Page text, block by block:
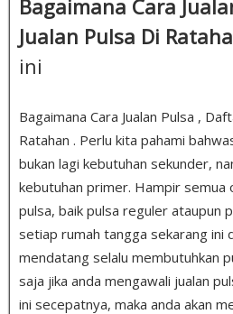
Bagaimana Cara
Jualan Pulsa Di
ini
Bagaimana Cara Jualan Pulsa ,
Ratahan . Perlu kita pahami
bukan lagi kebutuhan sekunder,
kebutuhan primer. Hampir semua
pulsa, baik pulsa reguler ataupun
setiap rumah tangga sekarang ini
mendatang selalu membutuhkan
saja jika anda mengawali jualan
ini secepatnya, maka anda akan